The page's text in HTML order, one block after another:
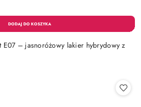
E07 – jasnoróżowy lakier hybrydowy z